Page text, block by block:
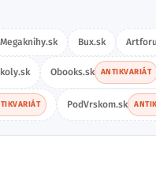
Megaknihy.sk Bux.sk
Obooks.sk ANTIKVARIÁT
PodVrskom.sk